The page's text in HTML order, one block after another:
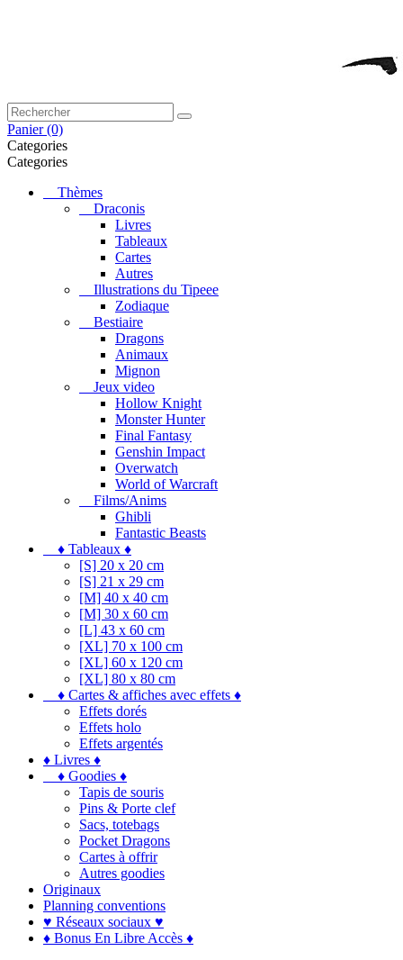
Panier (0)
Categories
Categories
Thèmes
Draconis
Livres
Tableaux
Cartes
Autres
Illustrations du Tipeee
Zodiaque
Bestiaire
Dragons
Animaux
Mignon
Jeux video
Hollow Knight
Monster Hunter
Final Fantasy
Genshin Impact
Overwatch
World of Warcraft
Films/Anims
Ghibli
Fantastic Beasts
♦ Tableaux ♦
[S] 20 x 20 cm
[S] 21 x 29 cm
[M] 40 x 40 cm
[M] 30 x 60 cm
[L] 43 x 60 cm
[XL] 70 x 100 cm
[XL] 60 x 120 cm
[XL] 80 x 80 cm
♦ Cartes & affiches avec effets ♦
Effets dorés
Effets holo
Effets argentés
♦ Livres ♦
♦ Goodies ♦
Tapis de souris
Pins & Porte clef
Sacs, totebags
Pocket Dragons
Cartes à offrir
Autres goodies
Originaux
Planning conventions
♥ Réseaux sociaux ♥
♦ Bonus En Libre Accès ♦